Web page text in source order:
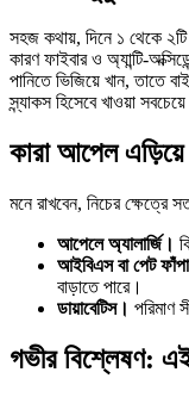
সহজ কথায়, দিনে ১ থেকে ২টি
কারণ ফাইবার ও অ্যান্টি-
পানিতে ভিজিয়ে খান, তাতে
স্ন্যাকস হিসেবে খাওয়া
কারা আপেল
মনে রাখবেন, নিচের ক্ষেত্রে
আপেলে অ্যালার্জি।
আইবিএস বা পেট
বাড়াতে পারে।
ডায়াবেটিস। পরিমাণ
গভীর বিশ্লেষণ: এই